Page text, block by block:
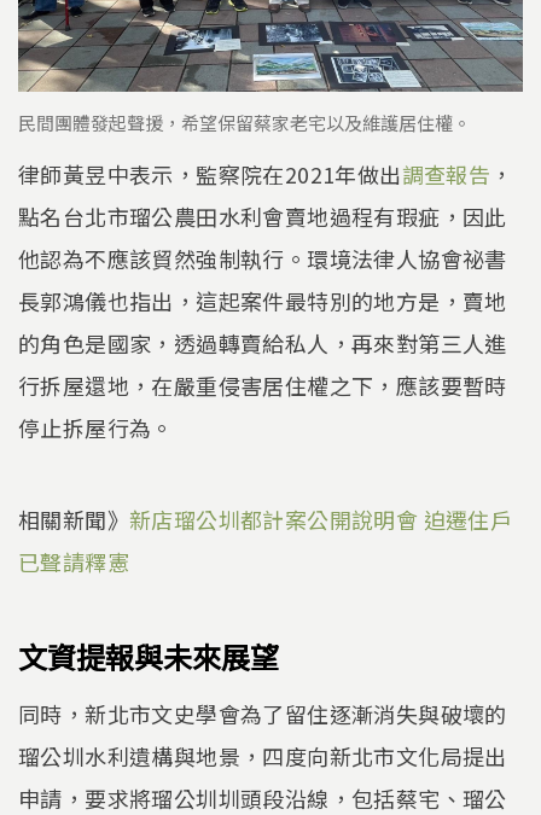
民間團體發起聲援，希望保留蔡家老宅以及維護居住權。
律師黃昱中表示，監察院在2021年做出調查報告 ，
點名台北市瑠公農田水利會賣地過程有瑕疵，因此
他認為不應該貿然強制執行。環境法律人協會祕書
長郭鴻儀也指出，這起案件最特別的地方是，賣地
的角色是國家，透過轉賣給私人，再來對第三人進
行拆屋還地，在嚴重侵害居住權之下，應該要暫時
停止拆屋行為。
相關新聞》 新店瑠公圳都計案公開說明會 迫遷住戶
已聲請釋憲
文資提報與未來展望
同時，新北市文史學會為了留住逐漸消失與破壞的
瑠公圳水利遺構與地景，四度向新北市文化局提出
申請，要求將瑠公圳圳頭段沿線，包括蔡宅、瑠公